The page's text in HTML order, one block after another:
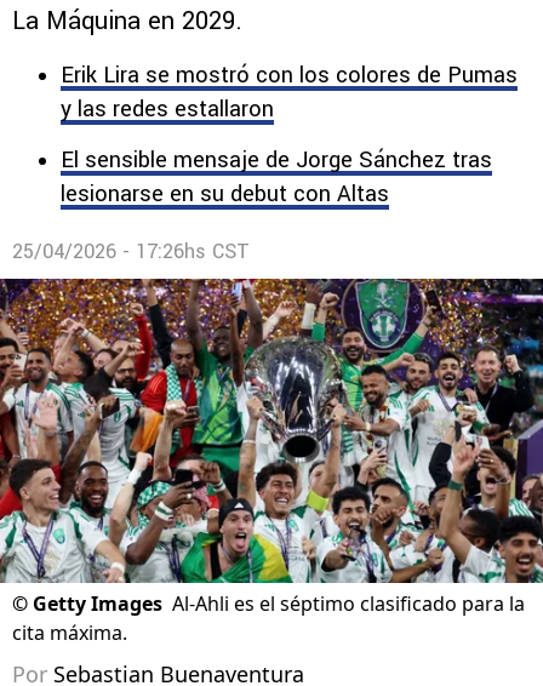
La Máquina en 2029.
Erik Lira se mostró con los colores de Pumas
y las redes estallaron
El sensible mensaje de Jorge Sánchez tras
lesionarse en su debut con Altas
25/04/2026 - 17:26hs CST
© Getty Images Al-Ahli es el séptimo clasificado para la
cita máxima.
Por Sebastian Buenaventura